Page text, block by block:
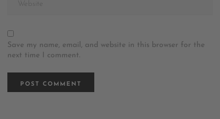
Save my name, email, and website in this browser for the
next time I comment.